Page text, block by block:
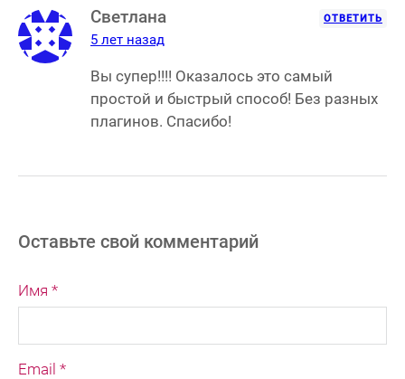
Светлана
5 лет назад
ОТВЕТИТЬ
Вы супер!!!! Оказалось это самый
простой и быстрый способ! Без разных
плагинов. Спасибо!
Оставьте свой комментарий
Имя *
Email *